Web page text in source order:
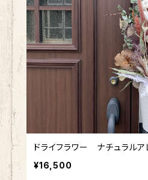
ドライフラワー ナチュラルア
¥16,500